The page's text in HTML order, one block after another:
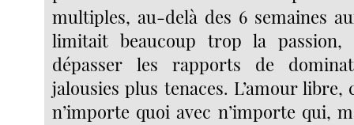
multiples, au-delà des 6 semaines
limitait beaucoup trop la passion,
dépasser les rapports de
jalousies plus tenaces. L’amour libre,
n’importe quoi avec n’importe qui,